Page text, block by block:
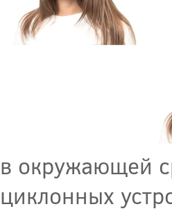
в окружающей
циклонных